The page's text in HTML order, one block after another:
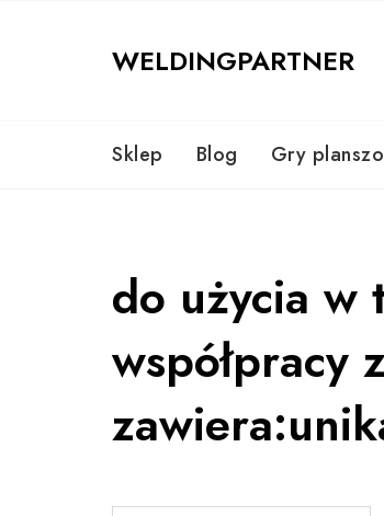
WELDINGPARTNER
Sklep Blog Gry
do użycia w
współpracy